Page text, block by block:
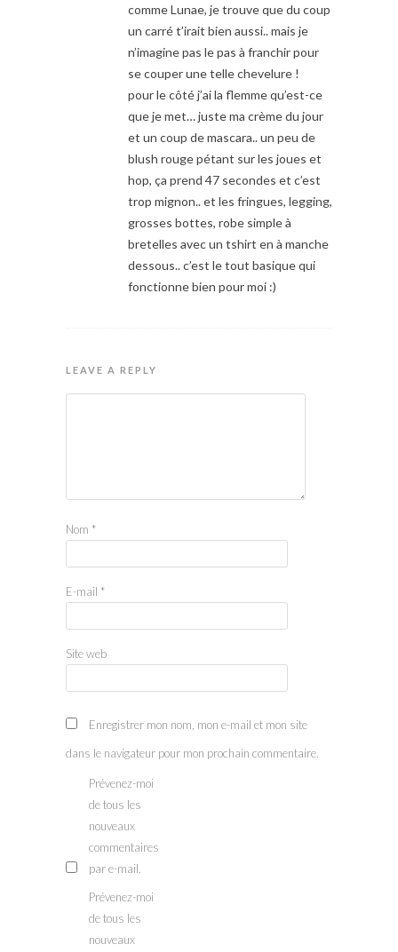
comme Lunae, je trouve que du coup
un carré t’irait bien aussi.. mais je
n’imagine pas le pas à franchir pour
se couper une telle chevelure !
pour le côté j’ai la flemme qu’est-ce
que je met… juste ma crème du jour
et un coup de mascara.. un peu de
blush rouge pétant sur les joues et
hop, ça prend 47 secondes et c’est
trop mignon.. et les fringues, legging,
grosses bottes, robe simple à
bretelles avec un tshirt en à manche
dessous.. c’est le tout basique qui
fonctionne bien pour moi :)
LEAVE A REPLY
Nom *
E-mail *
Site web
Enregistrer mon nom, mon e-mail et mon site
dans le navigateur pour mon prochain commentaire.
Prévenez-moi
de tous les
nouveaux
commentaires
par e-mail.
Prévenez-moi
de tous les
nouveaux